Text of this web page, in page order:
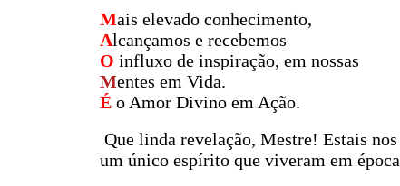
Mais elevado conhecimento,
Alcançamos e recebemos
O influxo de inspiração, em nossas
Mentes em Vida.
É o Amor Divino em Ação.
Que linda revelação, Mestre! Estais
um único espírito que viveram em